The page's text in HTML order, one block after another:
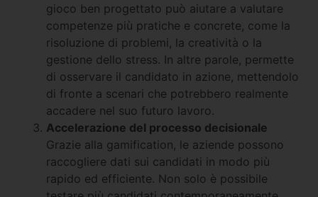
gioco ben progettato può aiutare a valutare
competenze più pratiche e concrete, come la
risoluzione di problemi, la creatività o la
gestione dello stress. In altre parole, permette
di osservare il candidato in azione, mettendolo
di fronte a scenari che potrebbero realmente
accadere nel suo futuro lavoro.
Accelerazione del processo decisionale
Grazie alla gamification, le aziende possono
raccogliere dati sui candidati in modo più
rapido ed efficiente. Non solo è possibile